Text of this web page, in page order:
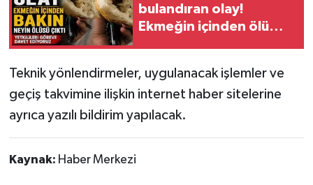
bulandıran olay!
Ekmeğin içinden ölü
Teknik yönlendirmeler, uygulanacak işlemler ve
geçiş takvimine ilişkin internet haber sitelerine
ayrıca yazılı bildirim yapılacak.
Kaynak: Haber Merkezi